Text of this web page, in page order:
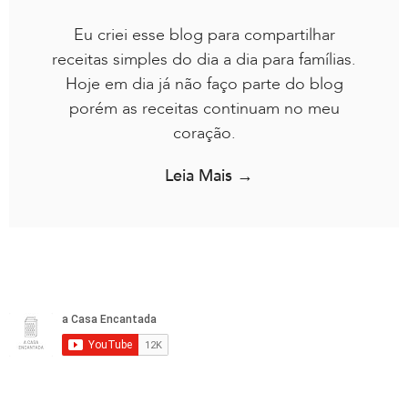
Eu criei esse blog para compartilhar
receitas simples do dia a dia para famílias.
Hoje em dia já não faço parte do blog
porém as receitas continuam no meu
coração.
Leia Mais →